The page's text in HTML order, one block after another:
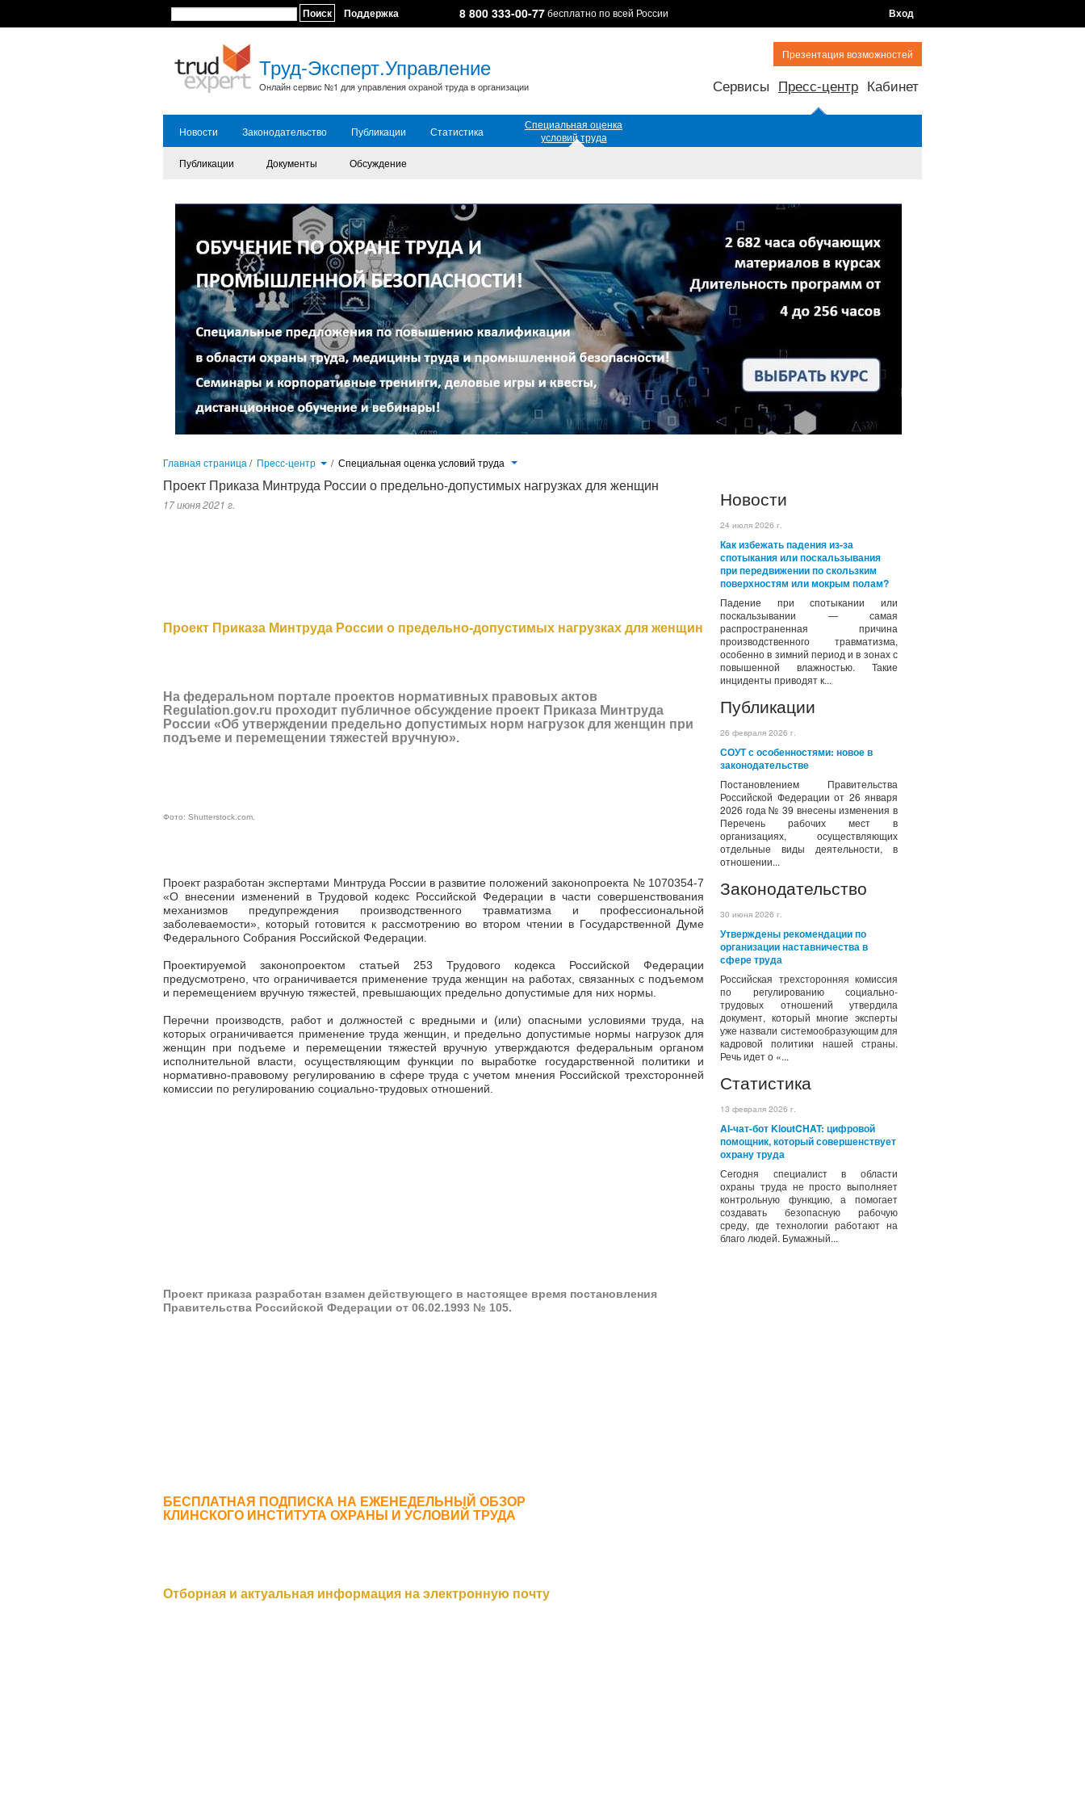
Поиск Поддержка 8 800 333-00-77бесплатно по всей России Вход
Труд-Эксперт.Управление
Онлайн сервис №1 для управления охраной труда в организации
Презентация возможностей
Сервисы Пресс-центр Кабинет
Новости Законодательство Публикации Статистика
Специальная оценка
условий труда
Публикации
Документы Обсуждение
Главная страница / Пресс-центр / Специальная оценка условий труда
Новости
24 июля 2026 г.
Как избежать падения из-за
спотыкания или поскальзывания
при передвижении по скользким
поверхностям или мокрым полам?
Падение при спотыкании или
поскальзывании — самая
распространенная причина
производственного травматизма,
особенно в зимний период и в зонах с
повышенной влажностью. Такие
инциденты приводят к...
Публикации
26 февраля 2026 г.
СОУТ с особенностями: новое в
законодательстве
Постановлением Правительства
Российской Федерации от 26 января
2026 года № 39 внесены изменения в
Перечень рабочих мест в
организациях, осуществляющих
отдельные виды деятельности, в
отношении...
Законодательство
30 июня 2026 г.
Утверждены рекомендации по
организации наставничества в
сфере труда
Российская трехсторонняя комиссия
по регулированию социально-
трудовых отношений утвердила
документ, который многие эксперты
уже назвали системообразующим для
кадровой политики нашей страны.
Речь идет о «...
Статистика
13 февраля 2026 г.
AI-чат-бот KioutCHAT: цифровой
помощник, который совершенствует
охрану труда
Сегодня специалист в области
охраны труда не просто выполняет
контрольную функцию, а помогает
создавать безопасную рабочую
среду, где технологии работают на
благо людей. Бумажный...
Проект Приказа Минтруда России о предельно-допустимых нагрузках для женщин
17 июня 2021 г.
Проект Приказа Минтруда России о предельно-допустимых нагрузках для женщин
На федеральном портале проектов нормативных правовых актов
Regulation.gov.ru проходит публичное обсуждение проект Приказа Минтруда
России «Об утверждении предельно допустимых норм нагрузок для женщин при
подъеме и перемещении тяжестей вручную».
Фото: Shutterstock.com.
Проект разработан экспертами Минтруда России в развитие положений законопроекта № 1070354-7
«О внесении изменений в Трудовой кодекс Российской Федерации в части совершенствования
механизмов предупреждения производственного травматизма и профессиональной
заболеваемости», который готовится к рассмотрению во втором чтении в Государственной Думе
Федерального Собрания Российской Федерации.
Проектируемой законопроектом статьей 253 Трудового кодекса Российской Федерации
предусмотрено, что ограничивается применение труда женщин на работах, связанных с подъемом
и перемещением вручную тяжестей, превышающих предельно допустимые для них нормы.
Перечни производств, работ и должностей с вредными и (или) опасными условиями труда, на
которых ограничивается применение труда женщин, и предельно допустимые нормы нагрузок для
женщин при подъеме и перемещении тяжестей вручную утверждаются федеральным органом
исполнительной власти, осуществляющим функции по выработке государственной политики и
нормативно-правовому регулированию в сфере труда с учетом мнения Российской трехсторонней
комиссии по регулированию социально-трудовых отношений.
Проект приказа разработан взамен действующего в настоящее время постановления
Правительства Российской Федерации от 06.02.1993 № 105.
БЕСПЛАТНАЯ ПОДПИСКА НА ЕЖЕНЕДЕЛЬНЫЙ ОБЗОР
КЛИНСКОГО ИНСТИТУТА ОХРАНЫ И УСЛОВИЙ ТРУДА
Отборная и актуальная информация на электронную почту